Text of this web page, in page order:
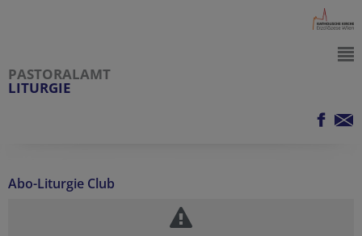
PASTORALAMT
LITURGIE
Abo-Liturgie Club